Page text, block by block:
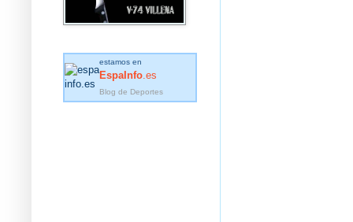
estamos en
EspaInfo .es
Blog de Deportes